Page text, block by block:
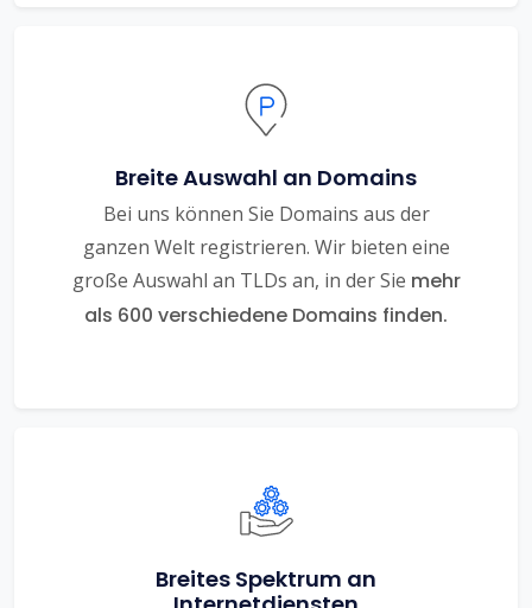
Breite Auswahl an Domains
Bei uns können Sie Domains aus der
ganzen Welt registrieren. Wir bieten eine
große Auswahl an TLDs an, in der Sie mehr
als 600 verschiedene Domains finden.
Breites Spektrum an